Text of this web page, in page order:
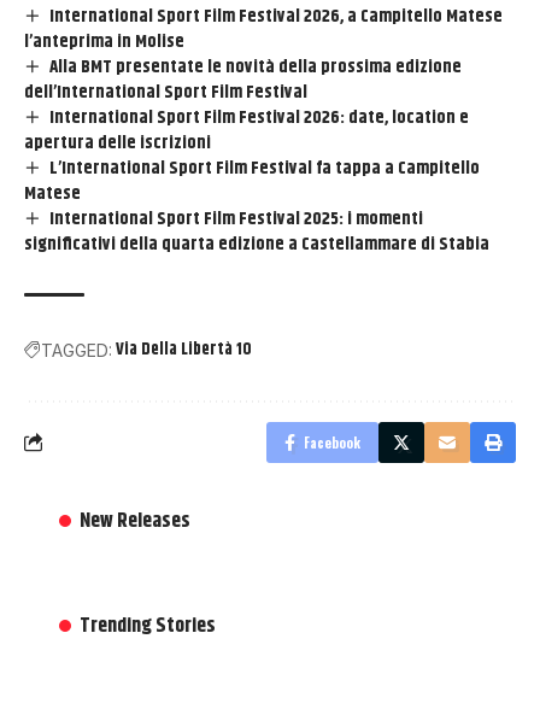
International Sport Film Festival 2026, a Campitello Matese
l’anteprima in Molise
Alla BMT presentate le novità della prossima edizione
dell’International Sport Film Festival
International Sport Film Festival 2026: date, location e
apertura delle iscrizioni
L’International Sport Film Festival fa tappa a Campitello
Matese
International Sport Film Festival 2025: i momenti
significativi della quarta edizione a Castellammare di Stabia
TAGGED: Via Della Libertà 10
Facebook
New Releases
Trending Stories